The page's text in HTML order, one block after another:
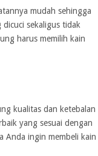
mudah sehingga
sekaligus tidak
harus memilih kain
kualitas dan ketebalan
yang sesuai dengan
Anda ingin membeli kain